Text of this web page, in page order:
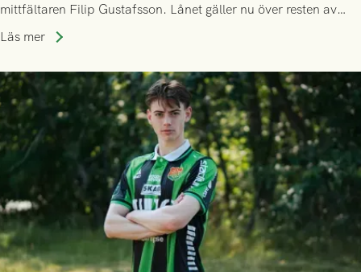
mittfältaren Filip Gustafsson. Lånet gäller nu över resten av
säsongen 2026.
Läs mer